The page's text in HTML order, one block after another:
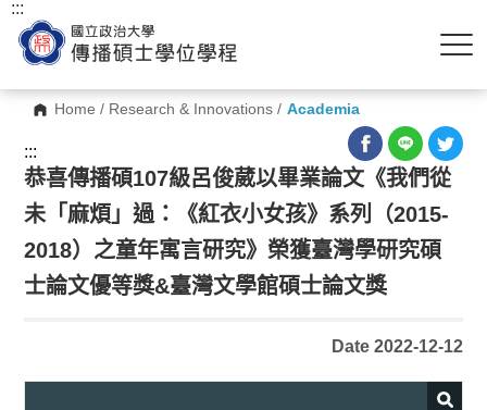
Home / Research & Innovations / Academia
:::
:::
恭喜傳播碩107級呂俊葳以畢業論文《我們從
未「麻煩」過：《紅衣小女孩》系列（2015-
2018）之童年寓言研究》榮獲臺灣學研究碩
士論文優等獎&臺灣文學館碩士論文獎
Date 2022-12-12